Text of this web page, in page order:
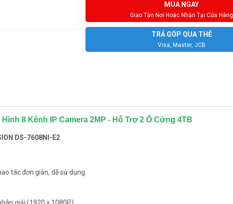
MUA NGAY
Giao Tận Nơi Hoặc Nhận Tại Cửa Hàng
TRẢ GÓP QUA THẺ
Visa, Master, JCB
8 Kênh IP Camera 2MP - Hỗ Trợ 2 Ổ Cứng 4TB
DS-7608NI-E2
tác đơn giản, dễ sử dụng.